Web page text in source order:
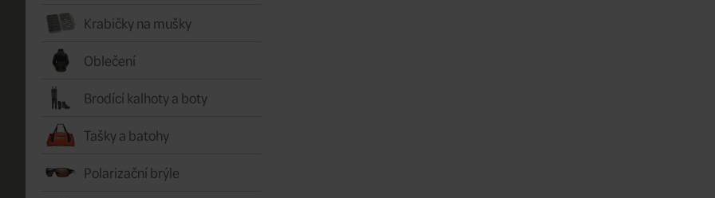
Krabičky na mušky
Oblečení
Brodící kalhoty a boty
Tašky a batohy
Polarizační brýle